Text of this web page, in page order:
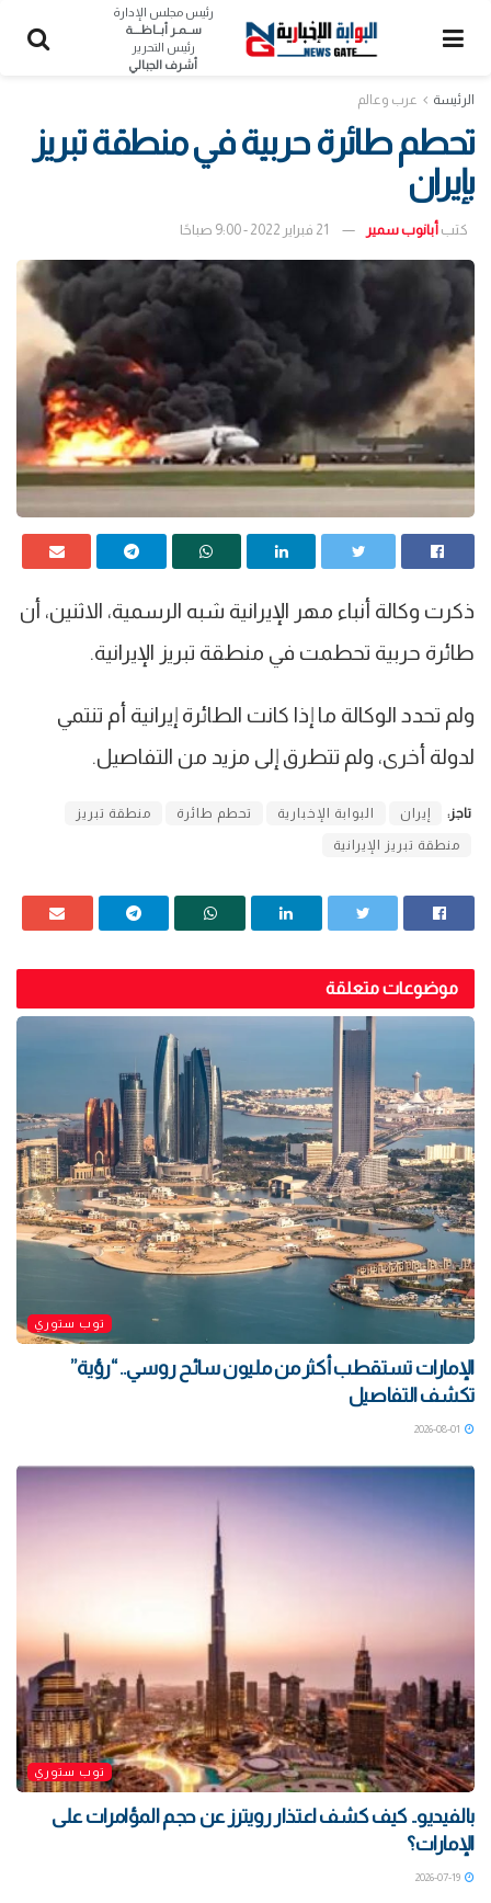
رئيس مجلس الإدارة
ســمـر أبــاظــــة
رئيس التحرير
أشرف الجبالي
الرئيسة عرب وعالم
تحطم طائرة حربية في منطقة تبريز
بإيران
كتب أبانوب سمير 21 فبراير 2022 - 9:00 صباحًا
ذكرت وكالة أنباء مهر الإيرانية شبه الرسمية، الاثنين، أن
طائرة حربية تحطمت في منطقة تبريز الإيرانية.
ولم تحدد الوكالة ما إذا كانت الطائرة إيرانية أم تنتمي
لدولة أخرى، ولم تتطرق إلى مزيد من التفاصيل.
تاجز: إيران البوابة الإخبارية تحطم طائرة منطقة تبريز
منطقة تبريز الإيرانية
موضوعات متعلقة
توب ستوري
الإمارات تستقطب أكثر من مليون سائح روسي.. “رؤية”
تكشف التفاصيل
توب ستوري
بالفيديو.. كيف كشف اعتذار رويترز عن حجم المؤامرات على
الإمارات؟